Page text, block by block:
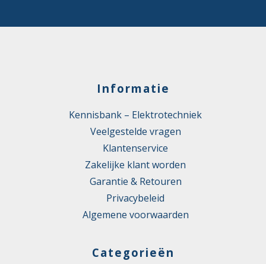
Informatie
Kennisbank – Elektrotechniek
Veelgestelde vragen
Klantenservice
Zakelijke klant worden
Garantie & Retouren
Privacybeleid
Algemene voorwaarden
Categorieën